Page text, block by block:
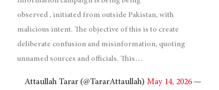
observed , initiated from outside Pakistan, with
malicious intent. The objective of this is to create
deliberate confusion and misinformation, quoting
unnamed sources and officials. This…
— Attaullah Tarar (@TararAttaullah)
May 14, 2026